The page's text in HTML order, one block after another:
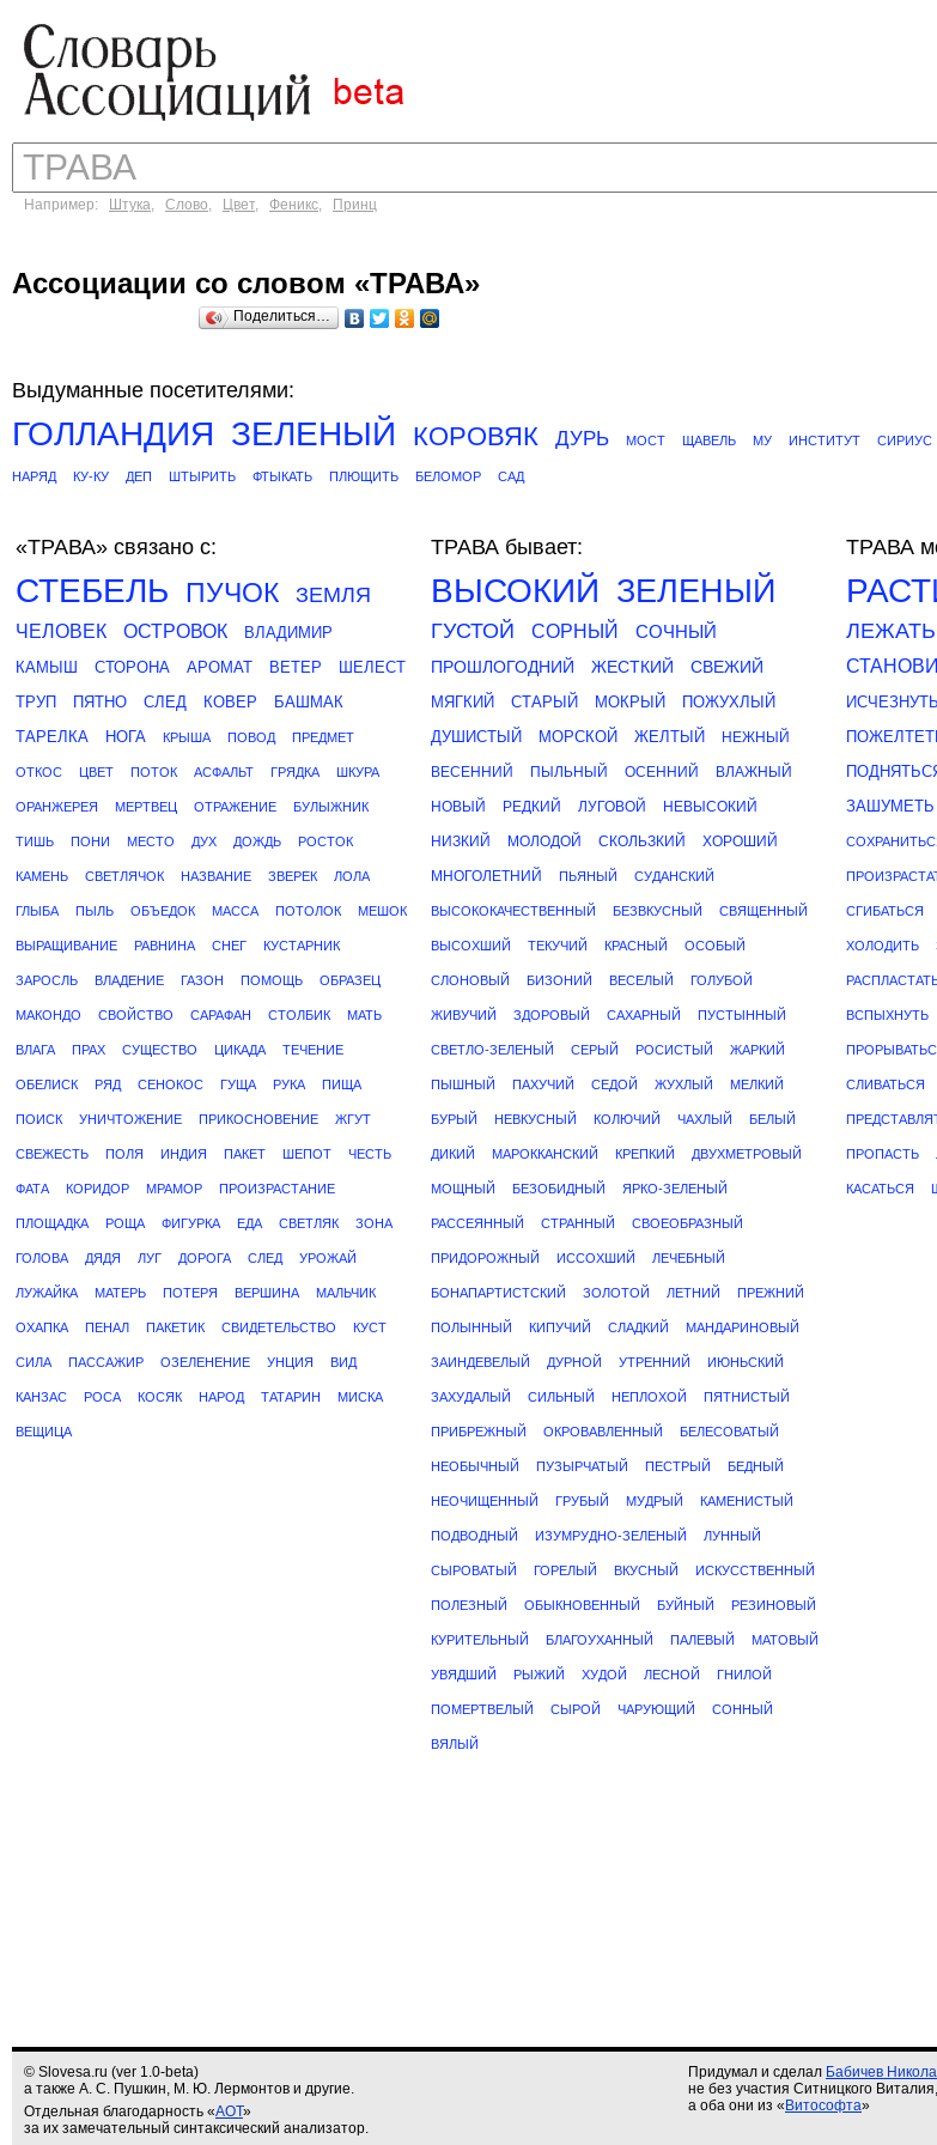
Например: Штука, Слово, Цвет, Феникс, Принц
Ассоциации со словом «ТРАВА»
Поделиться…
Выдуманные посетителями:
ГОЛЛАНДИЯ ЗЕЛЕНЫЙ КОРОВЯК ДУРЬ МОСТ ЩАВЕЛЬ МУ ИНСТИТУТ СИРИУС
НАРЯД КУ-КУ ДЕП ШТЫРИТЬ ФТЫКАТЬ ПЛЮЩИТЬ БЕЛОМОР САД
«ТРАВА» связано с:
СТЕБЕЛЬ ПУЧОК ЗЕМЛЯ
ЧЕЛОВЕК ОСТРОВОК
ВЛАДИМИР
КАМЫШ
СТОРОНА АРОМАТ ВЕТЕР
ШЕЛЕСТ
ТРУП
ПЯТНО СЛЕД КОВЕР
БАШМАК
ТАРЕЛКА
НОГА КРЫША ПОВОД ПРЕДМЕТ
ОТКОС ЦВЕТ ПОТОК АСФАЛЬТ ГРЯДКА ШКУРА
ОРАНЖЕРЕЯ МЕРТВЕЦ ОТРАЖЕНИЕ БУЛЫЖНИК
ТИШЬ ПОНИ МЕСТО ДУХ ДОЖДЬ РОСТОК
КАМЕНЬ СВЕТЛЯЧОК НАЗВАНИЕ ЗВЕРЕК ЛОЛА
ГЛЫБА ПЫЛЬ ОБЪЕДОК МАССА ПОТОЛОК МЕШОК
ВЫРАЩИВАНИЕ РАВНИНА СНЕГ КУСТАРНИК
ЗАРОСЛЬ ВЛАДЕНИЕ ГАЗОН ПОМОЩЬ ОБРАЗЕЦ
МАКОНДО СВОЙСТВО САРАФАН СТОЛБИК МАТЬ
ВЛАГА ПРАХ СУЩЕСТВО ЦИКАДА ТЕЧЕНИЕ
ОБЕЛИСК РЯД СЕНОКОС ГУЩА РУКА ПИЩА
ПОИСК УНИЧТОЖЕНИЕ ПРИКОСНОВЕНИЕ ЖГУТ
СВЕЖЕСТЬ ПОЛЯ ИНДИЯ ПАКЕТ ШЕПОТ ЧЕСТЬ
ФАТА КОРИДОР МРАМОР ПРОИЗРАСТАНИЕ
ПЛОЩАДКА РОЩА ФИГУРКА ЕДА СВЕТЛЯК ЗОНА
ГОЛОВА ДЯДЯ ЛУГ ДОРОГА СЛЕД УРОЖАЙ
ЛУЖАЙКА МАТЕРЬ ПОТЕРЯ ВЕРШИНА МАЛЬЧИК
ОХАПКА ПЕНАЛ ПАКЕТИК СВИДЕТЕЛЬСТВО КУСТ
СИЛА ПАССАЖИР ОЗЕЛЕНЕНИЕ УНЦИЯ ВИД
КАНЗАС РОСА КОСЯК НАРОД ТАТАРИН МИСКА
ВЕЩИЦА
ТРАВА бывает:
ВЫСОКИЙ ЗЕЛЕНЫЙ
ГУСТОЙ СОРНЫЙ СОЧНЫЙ
ПРОШЛОГОДНИЙ ЖЕСТКИЙ СВЕЖИЙ
МЯГКИЙ СТАРЫЙ МОКРЫЙ
ПОЖУХЛЫЙ
ДУШИСТЫЙ
МОРСКОЙ ЖЕЛТЫЙ НЕЖНЫЙ
ВЕСЕННИЙ ПЫЛЬНЫЙ ОСЕННИЙ ВЛАЖНЫЙ
НОВЫЙ РЕДКИЙ ЛУГОВОЙ НЕВЫСОКИЙ
НИЗКИЙ МОЛОДОЙ СКОЛЬЗКИЙ ХОРОШИЙ
МНОГОЛЕТНИЙ ПЬЯНЫЙ СУДАНСКИЙ
ВЫСОКОКАЧЕСТВЕННЫЙ БЕЗВКУСНЫЙ СВЯЩЕННЫЙ
ВЫСОХШИЙ ТЕКУЧИЙ КРАСНЫЙ ОСОБЫЙ
СЛОНОВЫЙ БИЗОНИЙ ВЕСЕЛЫЙ ГОЛУБОЙ
ЖИВУЧИЙ ЗДОРОВЫЙ САХАРНЫЙ ПУСТЫННЫЙ
СВЕТЛО-ЗЕЛЕНЫЙ СЕРЫЙ РОСИСТЫЙ ЖАРКИЙ
ПЫШНЫЙ ПАХУЧИЙ СЕДОЙ ЖУХЛЫЙ МЕЛКИЙ
БУРЫЙ НЕВКУСНЫЙ КОЛЮЧИЙ ЧАХЛЫЙ БЕЛЫЙ
ДИКИЙ МАРОККАНСКИЙ КРЕПКИЙ ДВУХМЕТРОВЫЙ
МОЩНЫЙ БЕЗОБИДНЫЙ ЯРКО-ЗЕЛЕНЫЙ
РАССЕЯННЫЙ СТРАННЫЙ СВОЕОБРАЗНЫЙ
ПРИДОРОЖНЫЙ ИССОХШИЙ ЛЕЧЕБНЫЙ
БОНАПАРТИСТСКИЙ ЗОЛОТОЙ ЛЕТНИЙ ПРЕЖНИЙ
ПОЛЫННЫЙ КИПУЧИЙ СЛАДКИЙ МАНДАРИНОВЫЙ
ЗАИНДЕВЕЛЫЙ ДУРНОЙ УТРЕННИЙ ИЮНЬСКИЙ
ЗАХУДАЛЫЙ СИЛЬНЫЙ НЕПЛОХОЙ ПЯТНИСТЫЙ
ПРИБРЕЖНЫЙ ОКРОВАВЛЕННЫЙ БЕЛЕСОВАТЫЙ
НЕОБЫЧНЫЙ ПУЗЫРЧАТЫЙ ПЕСТРЫЙ БЕДНЫЙ
НЕОЧИЩЕННЫЙ ГРУБЫЙ МУДРЫЙ КАМЕНИСТЫЙ
ПОДВОДНЫЙ ИЗУМРУДНО-ЗЕЛЕНЫЙ ЛУННЫЙ
СЫРОВАТЫЙ ГОРЕЛЫЙ ВКУСНЫЙ ИСКУССТВЕННЫЙ
ПОЛЕЗНЫЙ ОБЫКНОВЕННЫЙ БУЙНЫЙ РЕЗИНОВЫЙ
КУРИТЕЛЬНЫЙ БЛАГОУХАННЫЙ ПАЛЕВЫЙ МАТОВЫЙ
УВЯДШИЙ РЫЖИЙ ХУДОЙ ЛЕСНОЙ ГНИЛОЙ
ПОМЕРТВЕЛЫЙ СЫРОЙ ЧАРУЮЩИЙ СОННЫЙ
ВЯЛЫЙ
ТРАВА
ЛЕЖАТЬ
ИСЧЕЗНУТЬ
ЗАШУМЕТЬ
СГИБАТЬСЯ
ХОЛОДИТЬ
ВСПЫХНУТЬ
СЛИВАТЬСЯ
ПРОПАСТЬ
КАСАТЬСЯ
© Slovesa.ru (ver 1.0-beta)
а также А. С. Пушкин, М. Ю. Лермонтов и другие.
Отдельная благодарность «АОТ»
за их замечательный синтаксический анализатор.
Придумал и сделал Бабичев
не без участия Ситницкого Виталия,
а оба они из « Витософта»